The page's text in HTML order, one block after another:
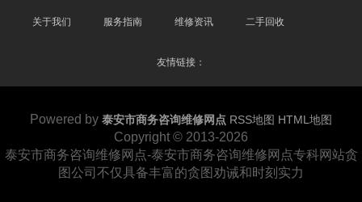
关于我们 服务指南 维修资讯 二手回收
友情链接：
Powered by 泰安市商务咨询维修网点 RSS地图 HTML地图
Copyright © 2013-2026
泰安市商务咨询维修网点-泰安市商务咨询维修网点专科网站贪
图公司不仅具备丰富的贪图劝诫和时刻实力